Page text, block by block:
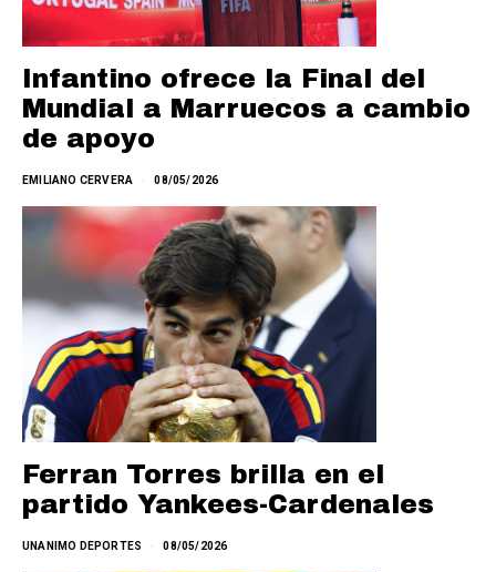
Infantino ofrece la Final del
Mundial a Marruecos a cambio
de apoyo
EMILIANO CERVERA 08/05/2026
Ferran Torres brilla en el
partido Yankees-Cardenales
UNANIMO DEPORTES 08/05/2026